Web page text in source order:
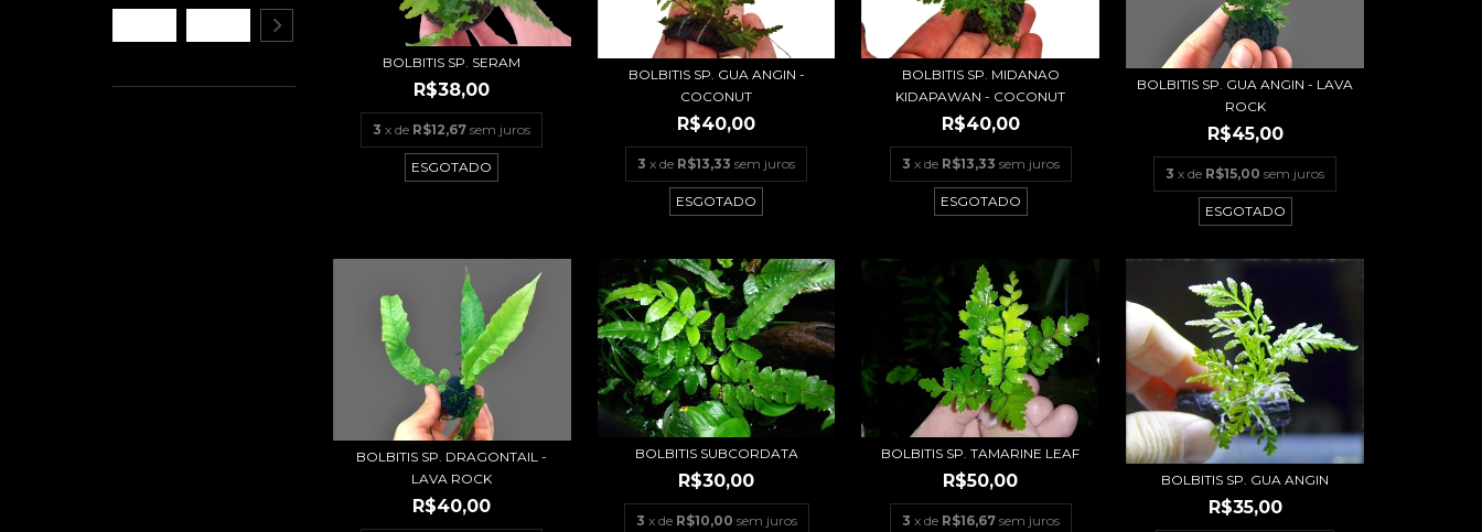
BOLBITIS SP. SERAM
R$38,00
3 x de R$12,67 sem juros
ESGOTADO
BOLBITIS SP. GUA ANGIN -
COCONUT
R$40,00
3 x de R$13,33 sem juros
ESGOTADO
BOLBITIS SP. MIDANAO
KIDAPAWAN - COCONUT
R$40,00
3 x de R$13,33 sem juros
ESGOTADO
BOLBITIS SP. GUA ANGIN - LAVA
ROCK
R$45,00
3 x de R$15,00 sem juros
ESGOTADO
BOLBITIS SP. DRAGONTAIL -
LAVA ROCK
R$40,00
BOLBITIS SUBCORDATA
R$30,00
3 x de R$10,00 sem juros
BOLBITIS SP. TAMARINE LEAF
R$50,00
3 x de R$16,67 sem juros
BOLBITIS SP. GUA ANGIN
R$35,00